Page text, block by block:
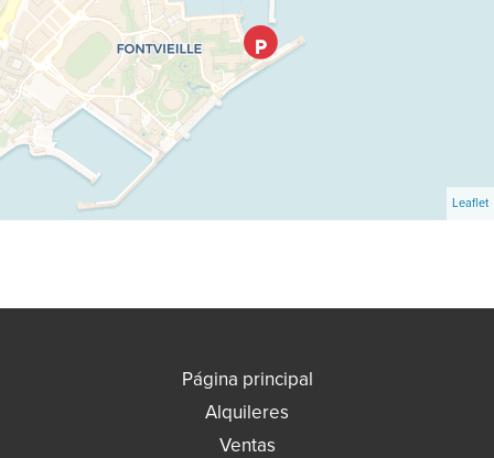
Leaflet
Página principal
Alquileres
Ventas